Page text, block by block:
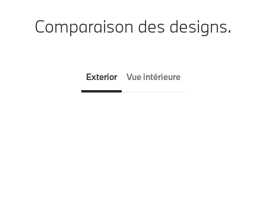
Comparaison des designs.
Exterior Vue intérieure